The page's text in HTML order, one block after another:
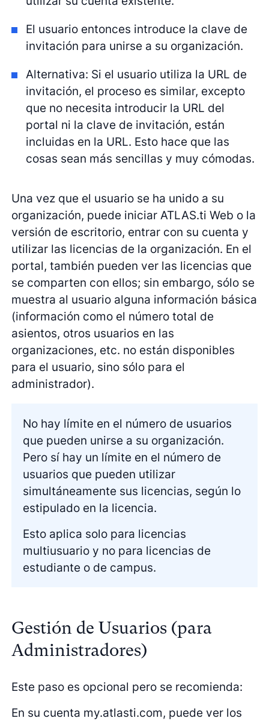
El usuario entonces introduce la clave de
invitación para unirse a su organización.
Alternativa: Si el usuario utiliza la URL de
invitación, el proceso es similar, excepto
que no necesita introducir la URL del
portal ni la clave de invitación, están
incluidas en la URL. Esto hace que las
cosas sean más sencillas y muy cómodas.
Una vez que el usuario se ha unido a su
organización, puede iniciar ATLAS.ti Web o la
versión de escritorio, entrar con su cuenta y
utilizar las licencias de la organización. En el
portal, también pueden ver las licencias que
se comparten con ellos; sin embargo, sólo se
muestra al usuario alguna información básica
(información como el número total de
asientos, otros usuarios en las
organizaciones, etc. no están disponibles
para el usuario, sino sólo para el
administrador).
No hay límite en el número de usuarios
que pueden unirse a su organización.
Pero sí hay un límite en el número de
usuarios que pueden utilizar
simultáneamente sus licencias, según lo
estipulado en la licencia.
Esto aplica solo para licencias
multiusuario y no para licencias de
estudiante o de campus.
Gestión de Usuarios (para
Administradores)
Este paso es opcional pero se recomienda:
En su cuenta my.atlasti.com, puede ver los